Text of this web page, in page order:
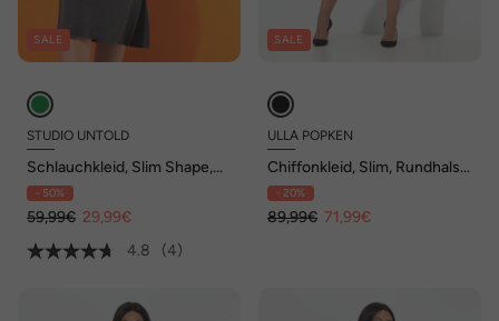
SALE
STUDIO UNTOLD
Schlauchkleid, Slim Shape,
Rippjersey
- 50%
59,99€ 29,99€
4.8
(4)
SALE
ULLA POPKEN
Chiffonkleid, Slim, Rundhals,
ärmellos, doppellagig
- 20%
89,99€ 71,99€